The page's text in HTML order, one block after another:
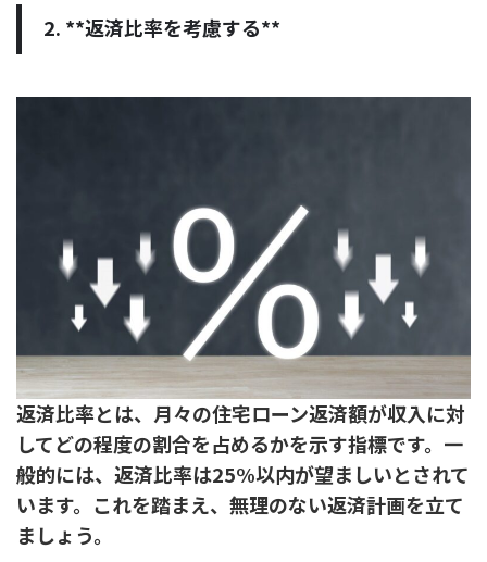
2. **返済比率を考慮する**
返済比率とは、月々の住宅ローン返済額が収入に対
してどの程度の割合を占めるかを示す指標です。一
般的には、返済比率は25%以内が望ましいとされて
います。これを踏まえ、無理のない返済計画を立て
ましょう。